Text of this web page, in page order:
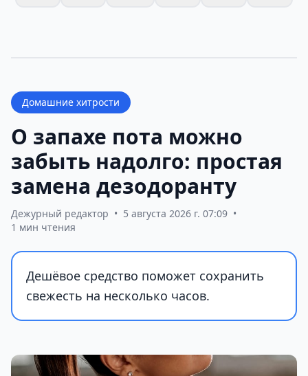
Домашние хитрости
О запахе пота можно
забыть надолго: простая
замена дезодоранту
Дежурный редактор • 5 августа 2026 г. 07:09 •
1 мин чтения
Дешёвое средство поможет сохранить
свежесть на несколько часов.